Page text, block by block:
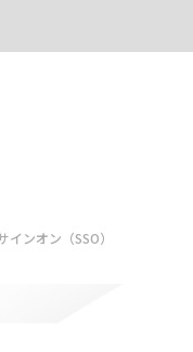
インオン（SSO）